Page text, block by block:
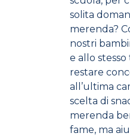
solita
merenda?
nostri
e allo
restare
all’ultima
scelta di
merenda
fame, ma